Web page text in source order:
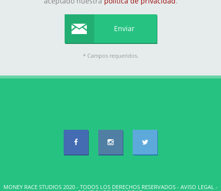
* Campos requeridos.
MONEY RACE STUDIOS 2020 - TODOS LOS DERECHOS RESERVADOS - AVISO LEGAL -